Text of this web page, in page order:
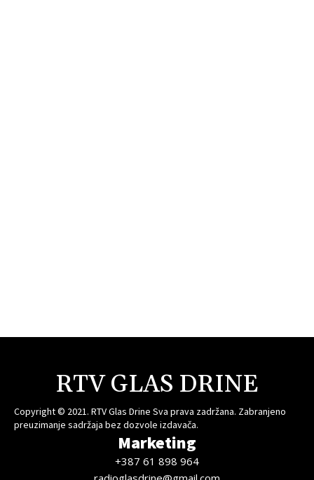
RTV GLAS DRINE
Copyright © 2021. RTV Glas Drine Sva prava zadržana. Zabranjeno
preuzimanje sadržaja bez dozvole izdavača.
Marketing
+387 61 898 964